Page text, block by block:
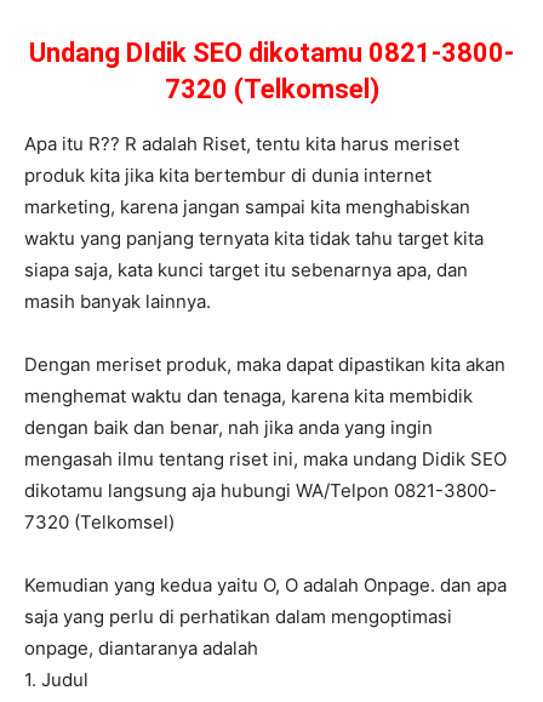
Undang DIdik SEO dikotamu 0821-3800-
7320 (Telkomsel)
Apa itu R?? R adalah Riset, tentu kita harus meriset
produk kita jika kita bertembur di dunia internet
marketing, karena jangan sampai kita menghabiskan
waktu yang panjang ternyata kita tidak tahu target kita
siapa saja, kata kunci target itu sebenarnya apa, dan
masih banyak lainnya.
Dengan meriset produk, maka dapat dipastikan kita akan
menghemat waktu dan tenaga, karena kita membidik
dengan baik dan benar, nah jika anda yang ingin
mengasah ilmu tentang riset ini, maka undang Didik SEO
dikotamu langsung aja hubungi WA/Telpon 0821-3800-
7320 (Telkomsel)
Kemudian yang kedua yaitu O, O adalah Onpage. dan apa
saja yang perlu di perhatikan dalam mengoptimasi
onpage, diantaranya adalah
1. Judul